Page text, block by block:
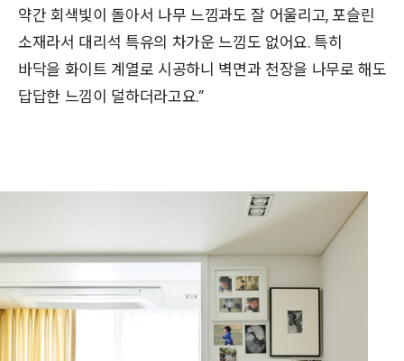
약간 회색빛이 돌아서 나무 느낌과도 잘 어울리고, 포슬린
소재라서 대리석 특유의 차가운 느낌도 없어요. 특히
바닥을 화이트 계열로 시공하니 벽면과 천장을 나무로 해도
답답한 느낌이 덜하더라고요.”